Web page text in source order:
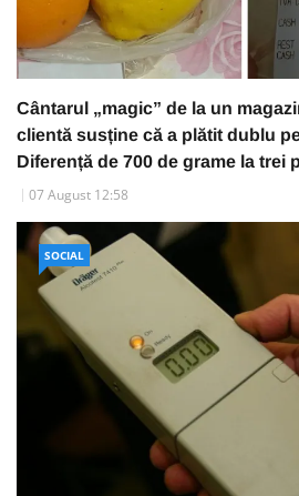
Cântarul „magic” de la un
clientă susține că a plătit dublu
Diferență de 700 de grame la trei
07 August 12:58
SOCIAL